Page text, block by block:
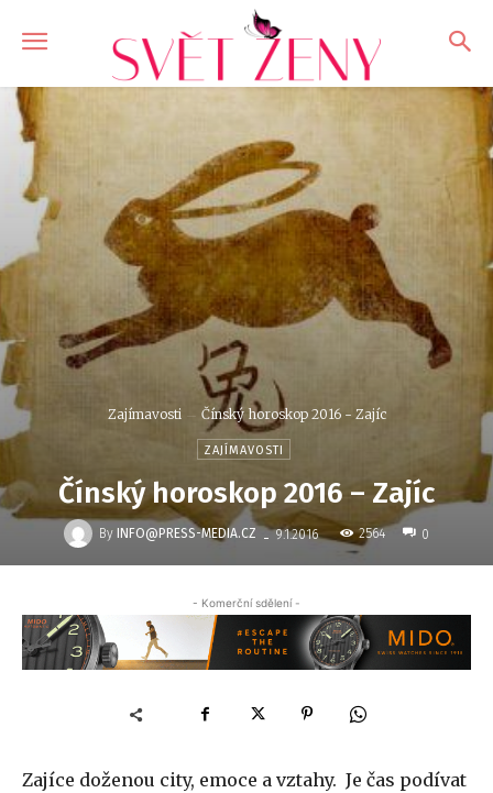
Zajímavosti Čínský horoskop 2016 - Zajíc
ZAJÍMAVOSTI
Čínský horoskop 2016 – Zajíc
By INFO@PRESS-MEDIA.CZ - 9.1.2016 2564 0
- Komerční sdělení -
Zajíce doženou city, emoce a vztahy. Je čas podívat